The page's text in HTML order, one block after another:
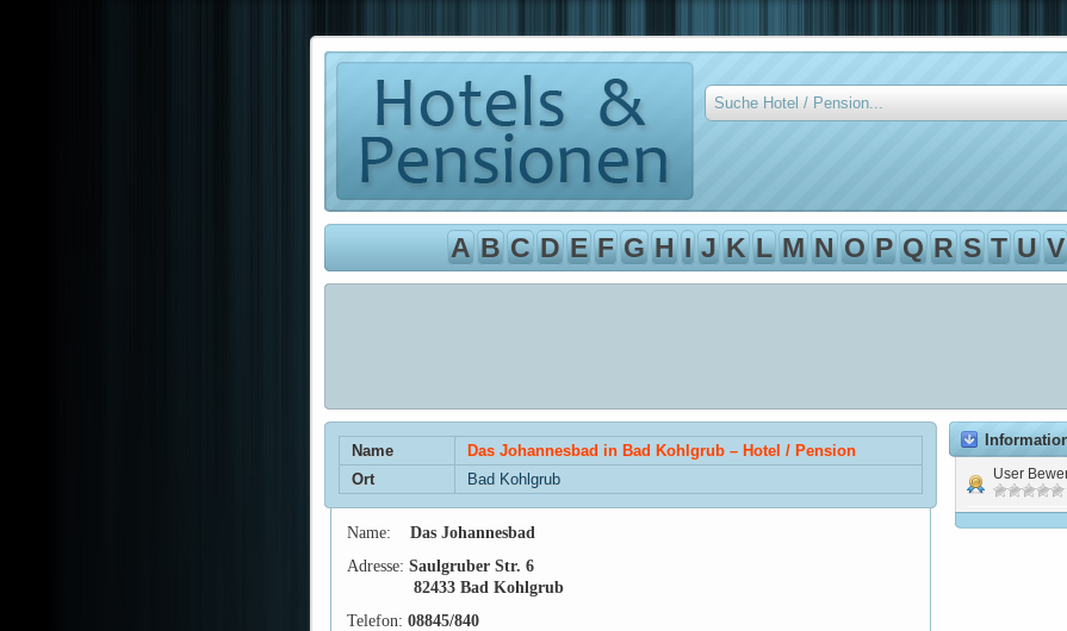
A B C D E F G H I J K L M N O P Q R S T U V
Name
Das Johannesbad in Bad Kohlgrub – Hotel / Pension
Ort
Bad Kohlgrub
Name: Das Johannesbad
Adresse: Saulgruber Str. 6
82433 Bad Kohlgrub
Telefon: 08845/840
User